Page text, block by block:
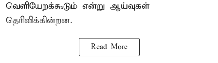
வெளியேறக்கூடும் என்று ஆய்வுகள்
தெரிவிக்கின்றன.
Read More